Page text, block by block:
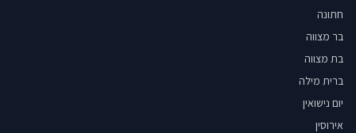
חתונה
בר מצווה
בת מצווה
ברית מילה
יום נישואין
אירוסין